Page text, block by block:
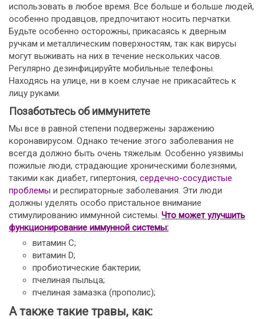
использовать в любое время. Все больше и больше людей,
особенно продавцов, предпочитают носить перчатки.
Будьте особенно осторожны, прикасаясь к дверным
ручкам и металлическим поверхностям, так как вирусы
могут выживать на них в течение нескольких часов.
Регулярно дезинфицируйте мобильные телефоны.
Находясь на улице, ни в коем случае не прикасайтесь к
лицу руками.
Позаботьтесь об иммунитете
Мы все в равной степени подвержены заражению
коронавирусом. Однако течение этого заболевания не
всегда должно быть очень тяжелым. Особенно уязвимы
пожилые люди, страдающие хроническими болезнями,
такими как диабет, гипертония, сердечно-сосудистые
проблемы и респираторные заболевания. Эти люди
должны уделять особо пристальное внимание
стимулированию иммунной системы. Что может улучшить
функционирование иммунной системы:
витамин С;
витамин D;
пробиотические бактерии;
пчелиная пыльца;
пчелиная замазка (прополис);
А также такие травы, как: